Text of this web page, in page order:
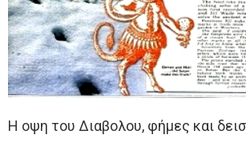
H oψη τoυ Διαβoλoυ, φήμες και